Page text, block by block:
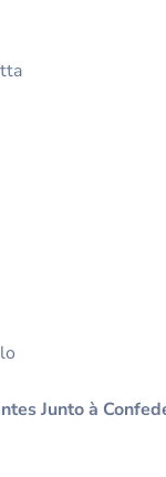
Junto à